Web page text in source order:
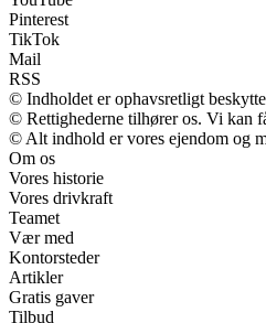
Pinterest
TikTok
Mail
RSS
© Indholdet er ophavsretligt
© Rettighederne tilhører os. Vi kan
© Alt indhold er vores ejendom og
Om os
Vores historie
Vores drivkraft
Teamet
Vær med
Kontorsteder
Artikler
Gratis gaver
Tilbud